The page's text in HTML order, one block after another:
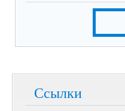
Ссылки